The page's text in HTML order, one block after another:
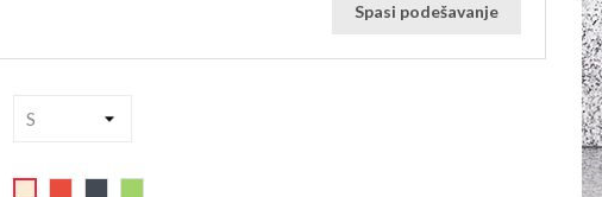
Spasi podešavanje
OffRedBlackGreen